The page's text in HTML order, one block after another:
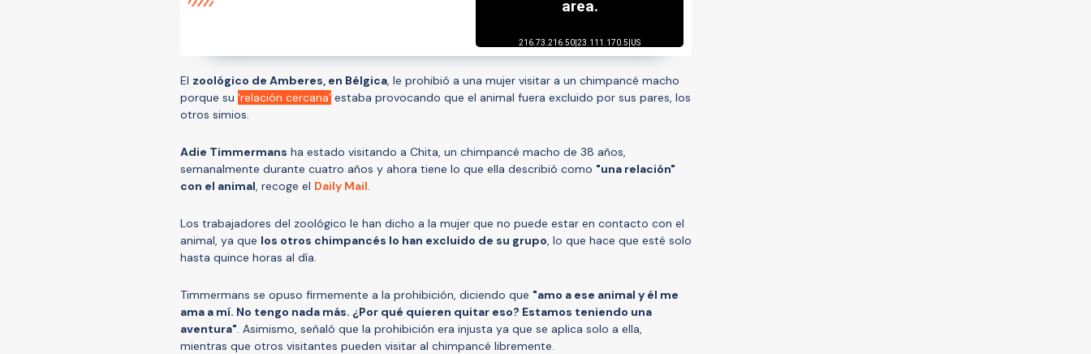
El zoológico de Amberes, en Bélgica, le prohibió a una mujer visitar a un chimpancé macho
porque su 'relación cercana' estaba provocando que el animal fuera excluido por sus pares, los
otros simios.
Adie Timmermans ha estado visitando a Chita, un chimpancé macho de 38 años,
semanalmente durante cuatro años y ahora tiene lo que ella describió como "una relación"
con el animal, recoge el Daily Mail.
Los trabajadores del zoológico le han dicho a la mujer que no puede estar en contacto con el
animal, ya que los otros chimpancés lo han excluido de su grupo, lo que hace que esté solo
hasta quince horas al día.
Timmermans se opuso firmemente a la prohibición, diciendo que "amo a ese animal y él me
ama a mí. No tengo nada más. ¿Por qué quieren quitar eso? Estamos teniendo una
aventura". Asimismo, señaló que la prohibición era injusta ya que se aplica solo a ella,
mientras que otros visitantes pueden visitar al chimpancé libremente.